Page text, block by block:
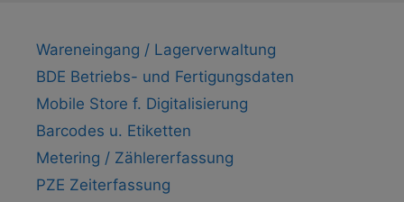
Wareneingang / Lagerverwaltung
BDE Betriebs- und Fertigungsdaten
Mobile Store f. Digitalisierung
Barcodes u. Etiketten
Metering / Zählererfassung
PZE Zeiterfassung